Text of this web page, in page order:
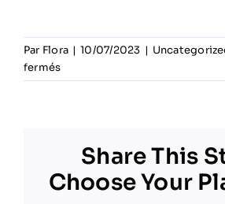
Par Flora | 10/07/2023 |
ferméssur
The
Your
Health
Share This
Choose Your